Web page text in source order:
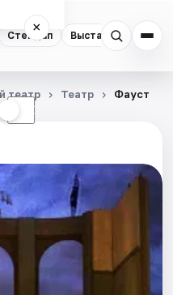
Стендап Выставки
×
☾
театр Театр Фауст